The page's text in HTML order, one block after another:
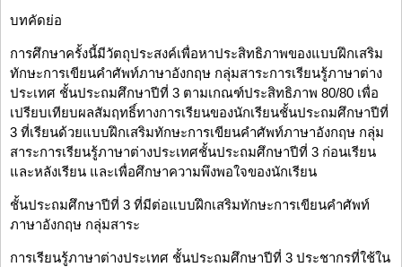
บทคัดย่อ
การศึกษาครั้งนี้มีวัตถุประสงค์เพื่อหาประสิทธิภาพของแบบฝึกเสริม
ทักษะการเขียนคำศัพท์ภาษาอังกฤษ กลุ่มสาระการเรียนรู้ภาษาต่าง
ประเทศ ชั้นประถมศึกษาปีที่ 3 ตามเกณฑ์ประสิทธิภาพ 80/80 เพื่อ
เปรียบเทียบผลสัมฤทธิ์ทางการเรียนของนักเรียนชั้นประถมศึกษาปีที่
3 ที่เรียนด้วยแบบฝึกเสริมทักษะการเขียนคำศัพท์ภาษาอังกฤษ กลุ่ม
สาระการเรียนรู้ภาษาต่างประเทศชั้นประถมศึกษาปีที่ 3 ก่อนเรียน
และหลังเรียน และเพื่อศึกษาความพึงพอใจของนักเรียน
ชั้นประถมศึกษาปีที่ 3 ที่มีต่อแบบฝึกเสริมทักษะการเขียนคำศัพท์
ภาษาอังกฤษ กลุ่มสาระ
การเรียนรู้ภาษาต่างประเทศ ชั้นประถมศึกษาปีที่ 3 ประชากรที่ใช้ใน